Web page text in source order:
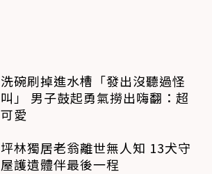
洗碗刷掉進水槽「發出沒聽過怪
叫」 男子鼓起勇氣撈出嗨翻：超
可愛
坪林獨居老翁離世無人知 13犬守
屋護遺體伴最後一程